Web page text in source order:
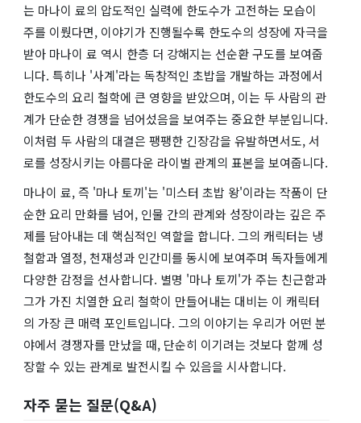
는 마나이 료의 압도적인 실력에 한도수가 고전하는 모습이
주를 이뤘다면, 이야기가 진행될수록 한도수의 성장에 자극을
받아 마나이 료 역시 한층 더 강해지는 선순환 구도를 보여줍
니다. 특히나 '사계'라는 독창적인 초밥을 개발하는 과정에서
한도수의 요리 철학에 큰 영향을 받았으며, 이는 두 사람의 관
계가 단순한 경쟁을 넘어섰음을 보여주는 중요한 부분입니다.
이처럼 두 사람의 대결은 팽팽한 긴장감을 유발하면서도, 서
로를 성장시키는 아름다운 라이벌 관계의 표본을 보여줍니다.
마나이 료, 즉 '마나 토끼'는 '미스터 초밥 왕'이라는 작품이 단
순한 요리 만화를 넘어, 인물 간의 관계와 성장이라는 깊은 주
제를 담아내는 데 핵심적인 역할을 합니다. 그의 캐릭터는 냉
철함과 열정, 천재성과 인간미를 동시에 보여주며 독자들에게
다양한 감정을 선사합니다. 별명 '마나 토끼'가 주는 친근함과
그가 가진 치열한 요리 철학이 만들어내는 대비는 이 캐릭터
의 가장 큰 매력 포인트입니다. 그의 이야기는 우리가 어떤 분
야에서 경쟁자를 만났을 때, 단순히 이기려는 것보다 함께 성
장할 수 있는 관계로 발전시킬 수 있음을 시사합니다.
자주 묻는 질문(Q&A)